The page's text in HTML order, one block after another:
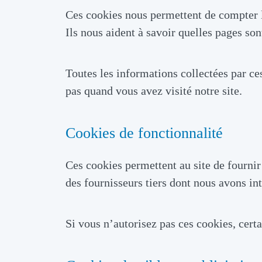
Ces cookies nous permettent de
Ils nous aident à savoir quelles pages
Toutes les informations collectées par
pas quand vous avez visité notre site.
Cookies de fonctionnalité
Ces cookies permettent au site de
des fournisseurs tiers dont nous avons
Si vous n’autorisez pas ces cookies,